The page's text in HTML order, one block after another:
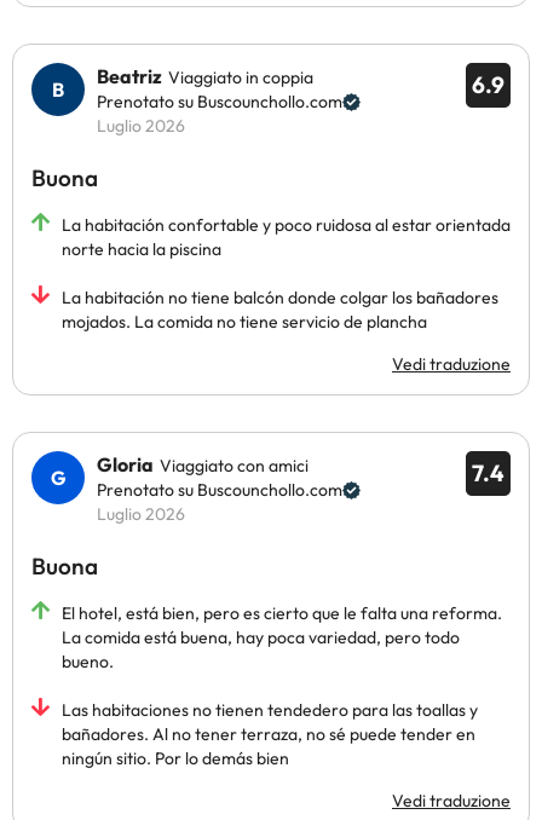
6.9
Beatriz Viaggiato in coppia
Prenotato su Buscounchollo.com
Luglio 2026
Buona
La habitación confortable y poco ruidosa al estar orientada
norte hacia la piscina
La habitación no tiene balcón donde colgar los bañadores
mojados. La comida no tiene servicio de plancha
Vedi traduzione
7.4
Gloria Viaggiato con amici
Prenotato su Buscounchollo.com
Luglio 2026
Buona
El hotel, está bien, pero es cierto que le falta una reforma.
La comida está buena, hay poca variedad, pero todo
bueno.
Las habitaciones no tienen tendedero para las toallas y
bañadores. Al no tener terraza, no sé puede tender en
ningún sitio. Por lo demás bien
Vedi traduzione